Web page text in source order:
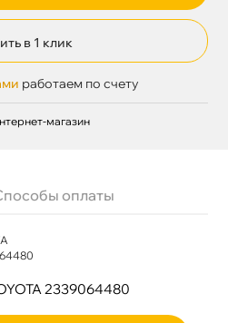
в 1 клик
работаем по счету
магазин
оплаты
2339064480